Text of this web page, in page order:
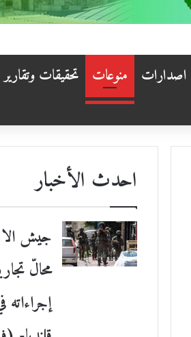
اصدارات منوعات تحقيقات وتقارير
احدث الأخبار
جيش
محالّ